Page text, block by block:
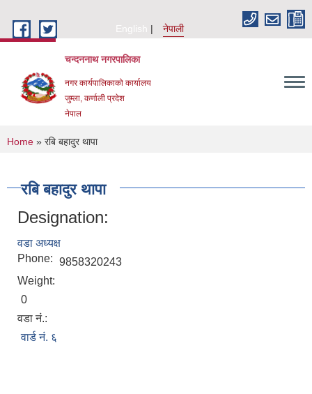
English
नेपाली
चन्दननाथ नगरपालिका
नगर कार्यपालिकाको कार्यालय
जुम्ला, कर्णाली प्रदेश
नेपाल
You are here
Home » रबि बहादुर थापा
रबि बहादुर थापा
Designation:
वडा अध्यक्ष
Phone: 9858320243
Weight:
0
वडा नं.:
वार्ड नं. ६